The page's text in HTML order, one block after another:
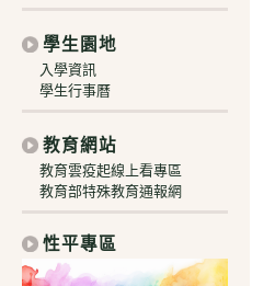
學生園地
入學資訊
學生行事曆
教育網站
教育雲疫起線上看專區
教育部特殊教育通報網
性平專區